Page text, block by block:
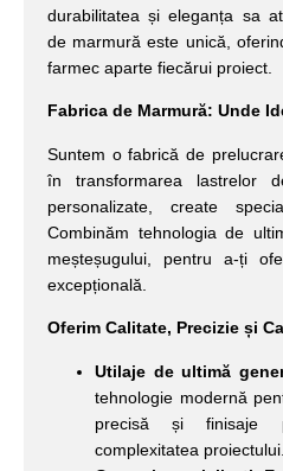
durabilitatea și eleganța sa
de marmură este unică,
farmec aparte fiecărui proiect.
Fabrica de Marmură: Unde
Suntem o fabrică de
în transformarea lastrelor
personalizate, create
Combinăm tehnologia de
meșteșugului, pentru a-ți
excepțională.
Oferim Calitate, Precizie și
Utilaje de ultimă
tehnologie modernă
precisă și finisaje
complexitatea proiectului.